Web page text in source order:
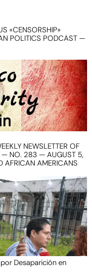
«CENSORSHIP»
POLITICS PODCAST —
NEWSLETTER OF
— NO. 283 — AUGUST 5,
AFRICAN AMERICANS
Desaparición en